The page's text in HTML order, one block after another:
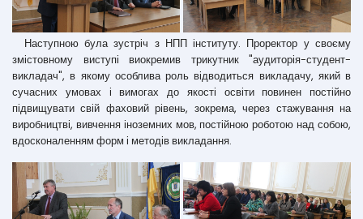
Наступною була зустріч з НПП інституту. Проректор у своєму
змістовному виступі виокремив трикутник "аудиторія-студент-
викладач", в якому особлива роль відводиться викладачу, який в
сучасних умовах і вимогах до якості освіти повинен постійно
підвищувати свій фаховий рівень, зокрема, через стажування на
виробництві, вивчення іноземних мов, постійною роботою над собою,
вдосконаленням форм і методів викладання.